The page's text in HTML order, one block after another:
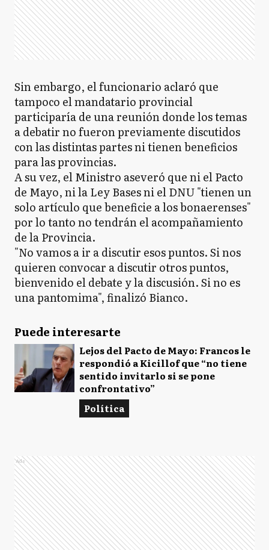
Sin embargo, el funcionario aclaró que
tampoco el mandatario provincial
participaría de una reunión donde los temas
a debatir no fueron previamente discutidos
con las distintas partes ni tienen beneficios
para las provincias.
A su vez, el Ministro aseveró que ni el Pacto
de Mayo, ni la Ley Bases ni el DNU "tienen un
solo artículo que beneficie a los bonaerenses"
por lo tanto no tendrán el acompañamiento
de la Provincia.
"No vamos a ir a discutir esos puntos. Si nos
quieren convocar a discutir otros puntos,
bienvenido el debate y la discusión. Si no es
una pantomima", finalizó Bianco.
Puede interesarte
Lejos del Pacto de Mayo: Francos le
respondió a Kicillof que “no tiene
sentido invitarlo si se pone
confrontativo”
Política
Ads